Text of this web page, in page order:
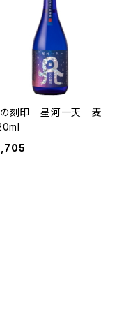
刻印 星河一天 麦